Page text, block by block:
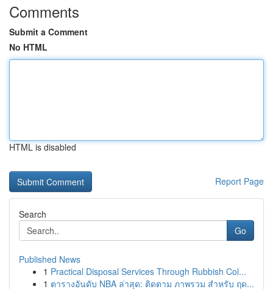
Comments
Submit a Comment
No HTML
HTML is disabled
Report Page
Search
Go
Published News
1 Practical Disposal Services Through Rubbish Col...
1 ตารางอันดับ NBA ล่าสุด: ติดตาม ภาพรวม สำหรับ ฤด...